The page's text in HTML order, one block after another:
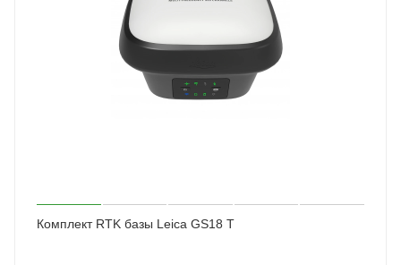
Комплект RTK базы Leica GS18 T